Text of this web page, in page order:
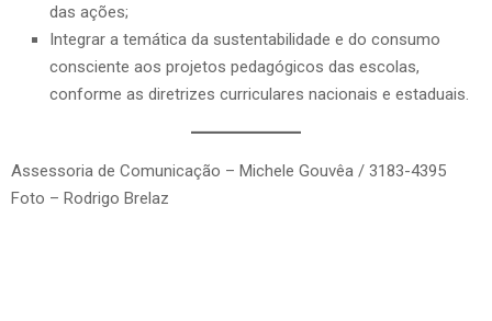
das ações;
Integrar a temática da sustentabilidade e do consumo
consciente aos projetos pedagógicos das escolas,
conforme as diretrizes curriculares nacionais e estaduais.
Assessoria de Comunicação – Michele Gouvêa / 3183-4395
Foto – Rodrigo Brelaz